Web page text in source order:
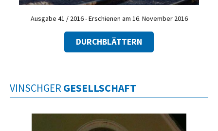
Ausgabe 41 / 2016 - Erschienen am 16. November 2016
DURCHBLÄTTERN
VINSCHGER GESELLSCHAFT